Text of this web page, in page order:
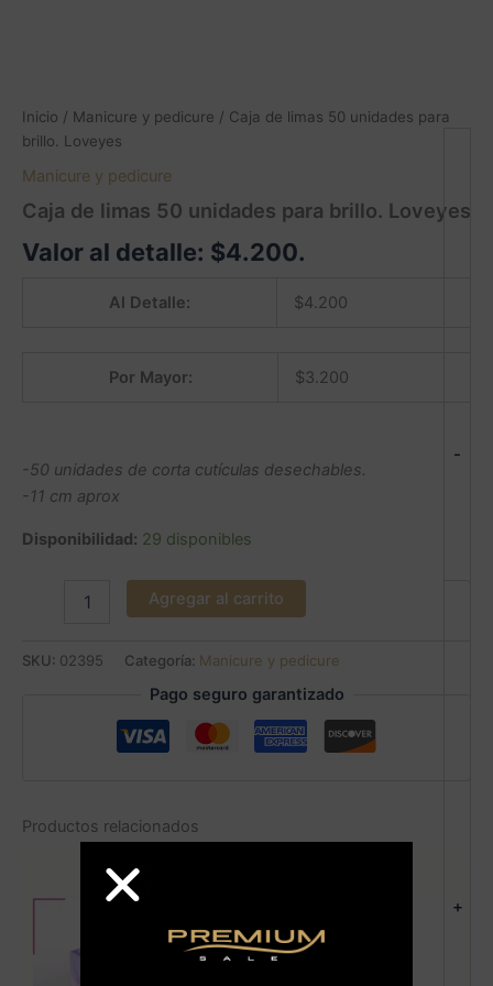
Inicio / Manicure y pedicure / Caja de limas 50 unidades para
brillo. Loveyes
Manicure y pedicure
Caja de limas 50 unidades para brillo. Loveyes
Valor al detalle: $4.200.
Al Detalle: $4.200
Por Mayor: $3.200
-50 unidades de corta cutículas desechables.
-11 cm aprox
Disponibilidad: 29 disponibles
-
+
Agregar al carrito
SKU: 02395 Categoría: Manicure y pedicure
Pago seguro garantizado
Productos relacionados